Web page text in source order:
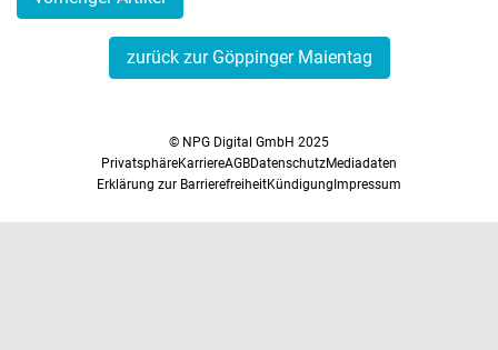
zurück zur Göppinger Maientag
© NPG Digital GmbH 2025
PrivatsphäreKarriereAGBDatenschutzMediadaten
Erklärung zur BarrierefreiheitKündigung Impressum